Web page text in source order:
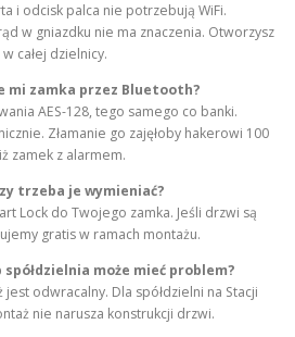
i odcisk palca nie potrzebują WiFi.
w gniazdku nie ma znaczenia. Otworzysz
całej dzielnicy.
mi zamka przez Bluetooth?
AES-128, tego samego co banki.
Złamanie go zajęłoby hakerowi 100
zamek z alarmem.
trzeba je wymieniać?
Lock do Twojego zamka. Jeśli drzwi są
gratis w ramach montażu.
może mieć problem?
odwracalny. Dla spółdzielni na Stacji
nie narusza konstrukcji drzwi.